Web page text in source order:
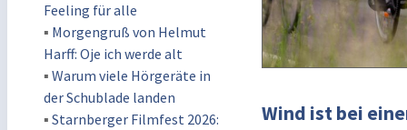
Feeling für alle
▪ Morgengruß von Helmut
Harff: Oje ich werde alt
▪ Warum viele Hörgeräte in
der Schublade landen
▪ Starnberger Filmfest 2026:
Wind ist bei